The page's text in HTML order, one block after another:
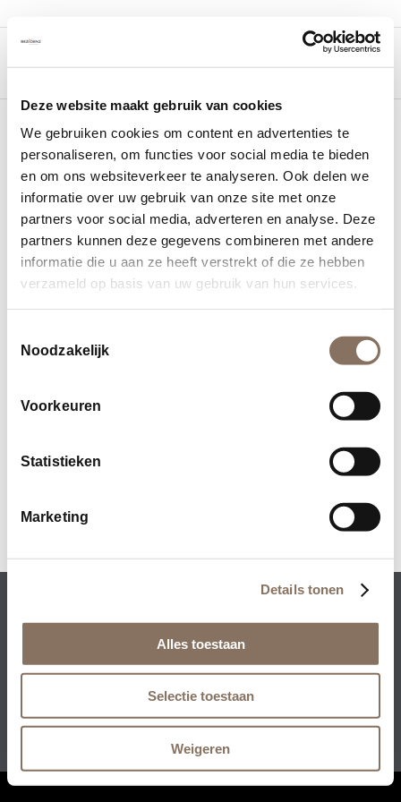
Deze website maakt gebruik van cookies
We gebruiken cookies om content en advertenties te
personaliseren, om functies voor social media te bieden
en om ons websiteverkeer te analyseren. Ook delen we
informatie over uw gebruik van onze site met onze
partners voor social media, adverteren en analyse. Deze
partners kunnen deze gegevens combineren met andere
informatie die u aan ze heeft verstrekt of die ze hebben
verzameld op basis van uw gebruik van hun services.
Noodzakelijk
Voorkeuren
Statistieken
Marketing
Details tonen
Alles toestaan
Selectie toestaan
Weigeren
Feestelijke uitreiking
magazine Oranjekade
wethouder Gaby van den
Lees meer
+31 (0)40 – 851 93 00•info@rezidenz.nl